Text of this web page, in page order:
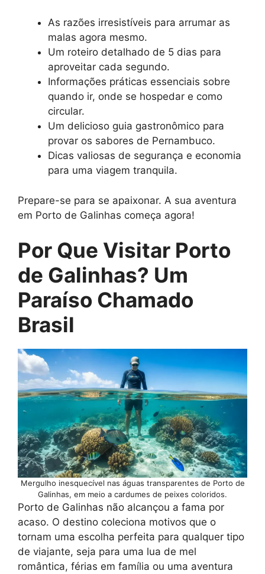
As razões irresistíveis para arrumar as
malas agora mesmo.
Um roteiro detalhado de 5 dias para
aproveitar cada segundo.
Informações práticas essenciais sobre
quando ir, onde se hospedar e como
circular.
Um delicioso guia gastronômico para
provar os sabores de Pernambuco.
Dicas valiosas de segurança e economia
para uma viagem tranquila.
Prepare-se para se apaixonar. A sua aventura
em Porto de Galinhas começa agora!
Por Que Visitar Porto
de Galinhas? Um
Paraíso Chamado
Brasil
Mergulho inesquecível nas águas transparentes de Porto de
Galinhas, em meio a cardumes de peixes coloridos.
Porto de Galinhas não alcançou a fama por
acaso. O destino coleciona motivos que o
tornam uma escolha perfeita para qualquer tipo
de viajante, seja para uma lua de mel
romântica, férias em família ou uma aventura